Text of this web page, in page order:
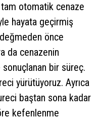
otomatik cenaze
hayata geçirmiş
önce
da cenazenin
bir süreç.
yürütüyoruz. Ayrıca
baştan sona kadar
kefenlenme